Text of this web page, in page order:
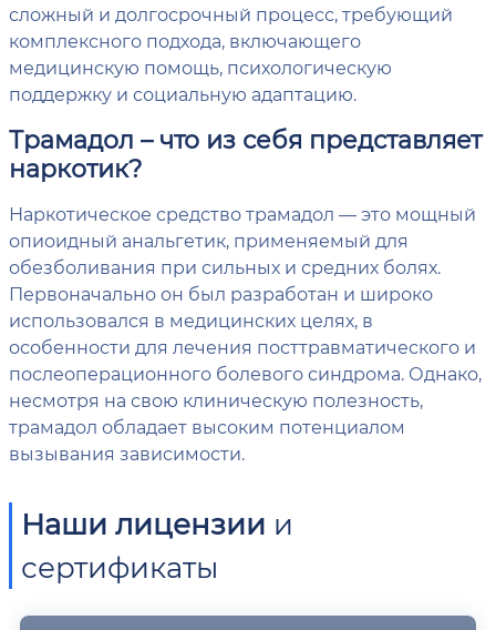
сложный и долгосрочный процесс, требующий
комплексного подхода, включающего
медицинскую помощь, психологическую
поддержку и социальную адаптацию.
Трамадол – что из себя представляет
наркотик?
Наркотическое средство трамадол — это мощный
опиоидный анальгетик, применяемый для
обезболивания при сильных и средних болях.
Первоначально он был разработан и широко
использовался в медицинских целях, в
особенности для лечения посттравматического и
послеоперационного болевого синдрома. Однако,
несмотря на свою клиническую полезность,
трамадол обладает высоким потенциалом
вызывания зависимости.
Наши лицензии и
сертификаты